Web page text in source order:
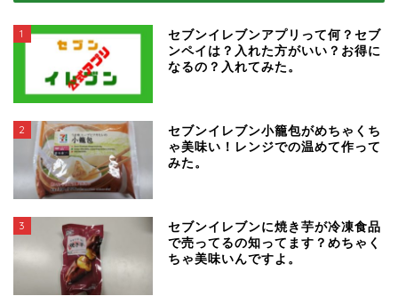
1
セブンイレブンアプリって何？セブ
ンペイは？入れた方がいい？お得に
なるの？入れてみた。
2
セブンイレブン小籠包がめちゃくち
ゃ美味い！レンジでの温めて作って
みた。
3
セブンイレブンに焼き芋が冷凍食品
で売ってるの知ってます？めちゃく
ちゃ美味いんですよ。